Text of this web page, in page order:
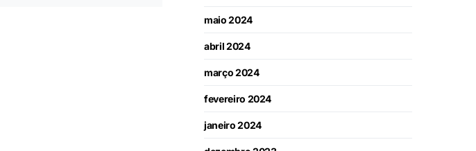
maio 2024
abril 2024
março 2024
fevereiro 2024
janeiro 2024